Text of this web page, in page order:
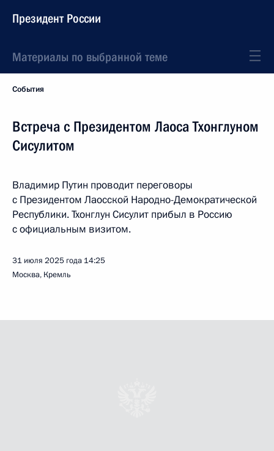
Президент России
Материалы по выбранной теме
События
Встреча с Президентом Лаоса Тхонглуном
Сисулитом
Владимир Путин проводит переговоры
с Президентом Лаосской Народно-Демократической
Республики. Тхонглун Сисулит прибыл в Россию
с официальным визитом.
31 июля 2025 года 14:25
Москва, Кремль